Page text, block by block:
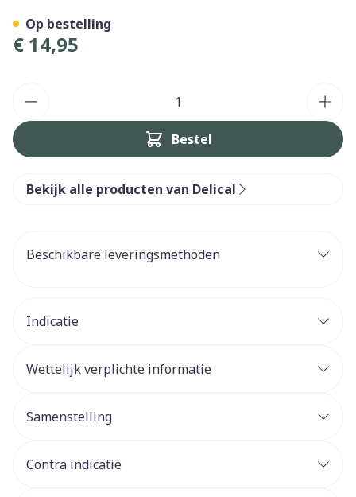
€ 14,95
Bestel
Op bestelling
Bekijk alle producten van Delical
Beschikbare leveringsmethoden
Indicatie
Wettelijk verplichte informatie
Samenstelling
Contra indicatie